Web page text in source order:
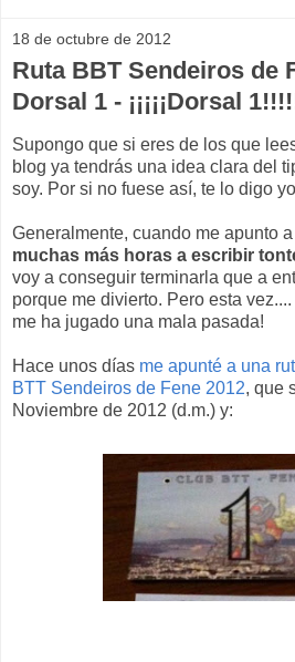
18 de octubre de 2012
Ruta BBT Sendeiros de
Dorsal 1 - ¡¡¡¡¡Dorsal
Supongo que si eres de los que
blog ya tendrás una idea clara del
soy. Por si no fuese así, te lo digo
Generalmente, cuando me apunto
muchas más horas a escribir
voy a conseguir terminarla que a
porque me divierto. Pero esta
me ha jugado una mala pasada!
Hace unos días me apunté a una
BTT Sendeiros de Fene 2012, que
Noviembre de 2012 (d.m.) y: